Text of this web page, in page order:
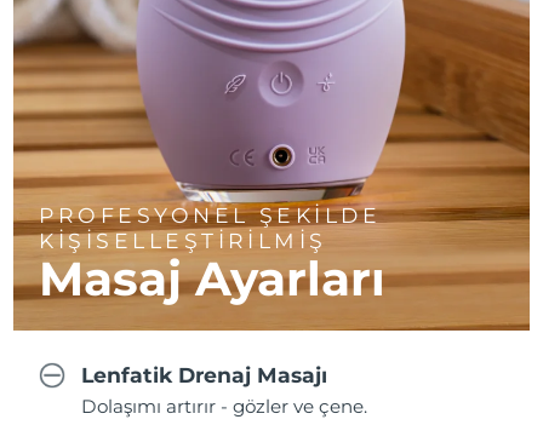
PROFESYONEL ŞEKİLDE
KİŞİSELLEŞTİRİLMİŞ
Masaj Ayarları
Lenfatik Drenaj Masajı
Dolaşımı artırır - gözler ve çene.